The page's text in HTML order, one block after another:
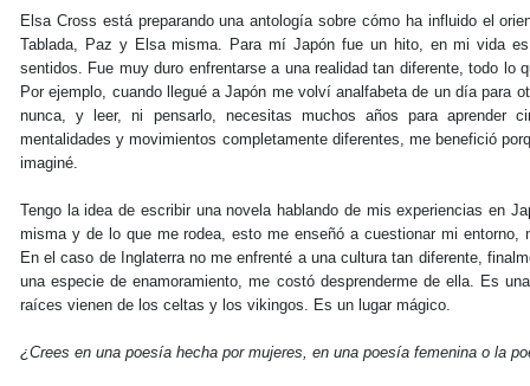
Elsa Cross está preparando una antología sobre cómo ha influido el
Tablada, Paz y Elsa misma. Para mí Japón fue un hito, en mi vida
sentidos. Fue muy duro enfrentarse a una realidad tan diferente, todo lo
Por ejemplo, cuando llegué a Japón me volví analfabeta de un día para
nunca, y leer, ni pensarlo, necesitas muchos años para aprender
mentalidades y movimientos completamente diferentes, me benefició
imaginé.
Tengo la idea de escribir una novela hablando de mis experiencias en
misma y de lo que me rodea, esto me enseñó a cuestionar mi entorno,
En el caso de Inglaterra no me enfrenté a una cultura tan diferente,
una especie de enamoramiento, me costó desprenderme de ella. Es
raíces vienen de los celtas y los vikingos. Es un lugar mágico.
¿Crees en una poesía hecha por mujeres, en una poesía femenina o la